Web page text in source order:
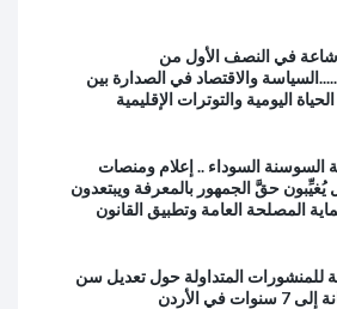
إشاعة في النصف الأول من
2026.....السياسة والاقتصاد في الصدارة بين
اليومية والتوترات الإقليمية
السوسنة السوداء .. إعلام ومنصات
يُغيِّبون حقَّ الجمهور بالمعرفة ويبتعدون
المصلحة العامة وتطبيق القانون
للمنشورات المتداولة حول تعديل سن
في الأردن